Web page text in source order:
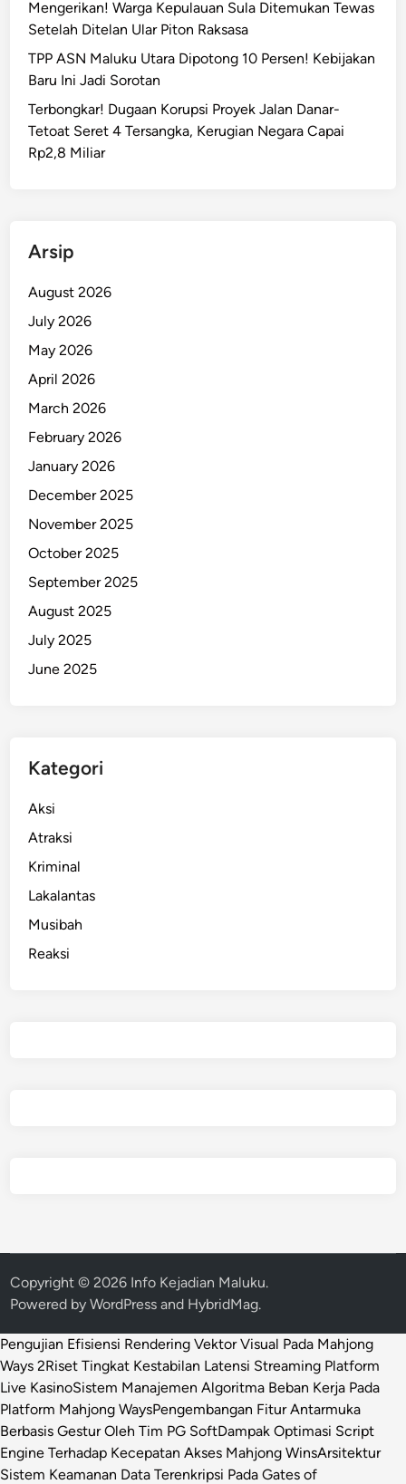
Mengerikan! Warga Kepulauan Sula Ditemukan Tewas
Setelah Ditelan Ular Piton Raksasa
TPP ASN Maluku Utara Dipotong 10 Persen! Kebijakan
Baru Ini Jadi Sorotan
Terbongkar! Dugaan Korupsi Proyek Jalan Danar-
Tetoat Seret 4 Tersangka, Kerugian Negara Capai
Rp2,8 Miliar
Arsip
August 2026
July 2026
May 2026
April 2026
March 2026
February 2026
January 2026
December 2025
November 2025
October 2025
September 2025
August 2025
July 2025
June 2025
Kategori
Aksi
Atraksi
Kriminal
Lakalantas
Musibah
Reaksi
Copyright © 2026 Info Kejadian Maluku.
Powered byWordPress and HybridMag.
Pengujian Efisiensi Rendering Vektor Visual Pada Mahjong
Ways 2Riset Tingkat Kestabilan Latensi Streaming Platform
Live KasinoSistem Manajemen Algoritma Beban Kerja Pada
Platform Mahjong WaysPengembangan Fitur Antarmuka
Berbasis Gestur Oleh Tim PG SoftDampak Optimasi Script
Engine Terhadap Kecepatan Akses Mahjong WinsArsitektur
Sistem Keamanan Data Terenkripsi Pada Gates of